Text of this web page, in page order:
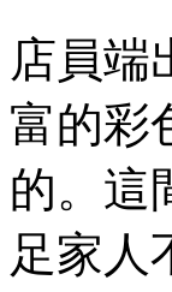
店員端
富的彩
的。這
足家人